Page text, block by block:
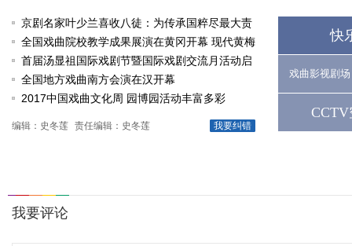
京剧名家叶少兰喜收八徒：为传承国粹尽最大责
任
全国戏曲院校教学成果展演在黄冈开幕 现代黄梅
戏《槐花谣》倾情..
首届汤显祖国际戏剧节暨国际戏剧交流月活动启
动
全国地方戏曲南方会演在汉开幕
2017中国戏曲文化周 园博园活动丰富多彩
我要纠错
编辑：史冬莲 责任编辑：史冬莲
快
戏曲影视剧场